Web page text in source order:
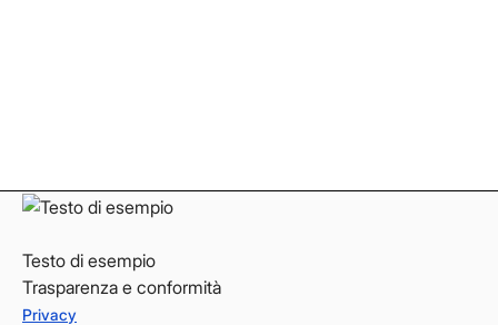
Testo di esempio
Trasparenza e conformità
Privacy